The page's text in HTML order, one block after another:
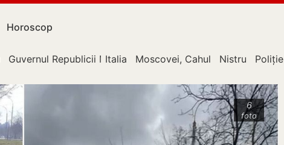
Horoscop
Guvernul Republicii Moldova
Italia Moscovei, Cahul Nistru Poliție
6
foto